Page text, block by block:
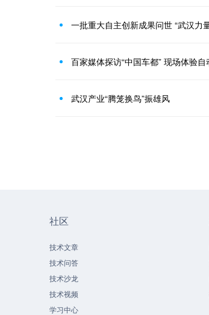
一批重大自主创新成果问世 “武汉力
百家媒体探访“中国车都” 现场体验
武汉产业“腾笼换鸟”振雄风
社区
技术文章
技术问答
技术沙龙
技术视频
学习中心